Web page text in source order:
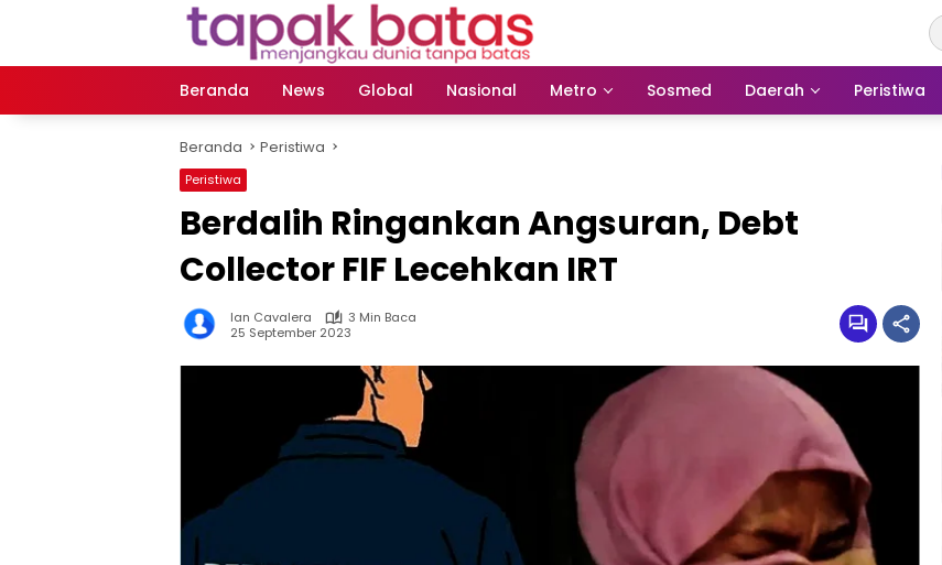
Beranda
News Global Nasional Metro Sosmed Daerah Peristiwa
Beranda Peristiwa
Peristiwa
Berdalih Ringankan Angsuran, Debt
Collector FIF Lecehkan IRT
Ian Cavalera
3 Min Baca
25 September 2023